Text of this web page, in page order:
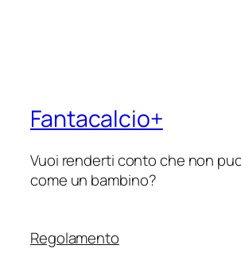
Fantacalcio+
Vuoi renderti conto che non
come un bambino?
Regolamento